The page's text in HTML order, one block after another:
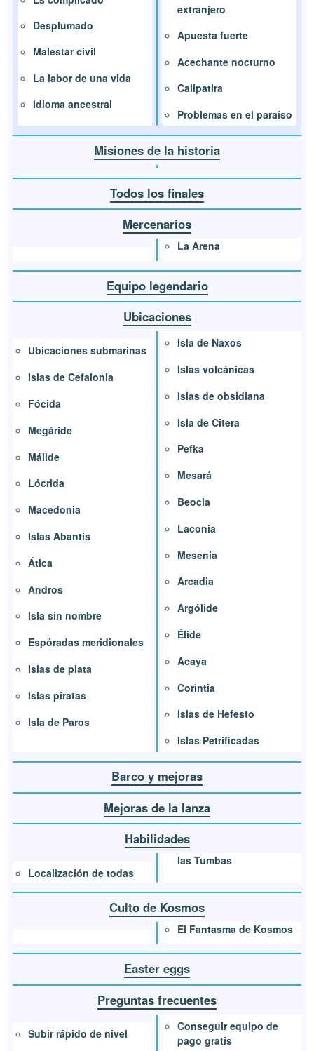
Desplumado
Malestar civil
La labor de una vida
Idioma ancestral
extranjero
Apuesta fuerte
Acechante nocturno
Calipatira
Problemas en el paraíso
Misiones de la historia
Todos los finales
Mercenarios
La Arena
Equipo legendario
Ubicaciones
Ubicaciones submarinas
Islas de Cefalonia
Fócida
Megáride
Málide
Lócrida
Macedonia
Islas Abantis
Ática
Andros
Isla sin nombre
Espóradas meridionales
Islas de plata
Islas piratas
Isla de Paros
Isla de Naxos
Islas volcánicas
Islas de obsidiana
Isla de Citera
Pefka
Mesará
Beocia
Laconia
Mesenia
Arcadia
Argólide
Élide
Acaya
Corintia
Islas de Hefesto
Islas Petrificadas
Barco y mejoras
Mejoras de la lanza
Habilidades
Localización de todas
las Tumbas
Culto de Kosmos
El Fantasma de Kosmos
Easter eggs
Preguntas frecuentes
Subir rápido de nivel
Conseguir equipo de
pago gratis